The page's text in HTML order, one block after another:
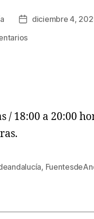
diciembre 4,
/ 18:00 a 20:00
,